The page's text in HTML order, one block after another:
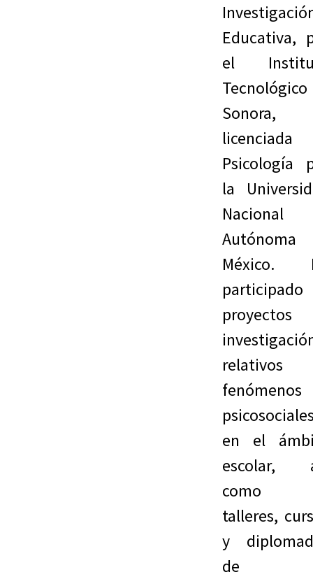
Educativa,
el
Tecnológico
licenciada
Psicología
la
Nacional
Autónoma
México.
participado
proyectos
fenómenos
en el
escolar,
como
talleres,
y
de